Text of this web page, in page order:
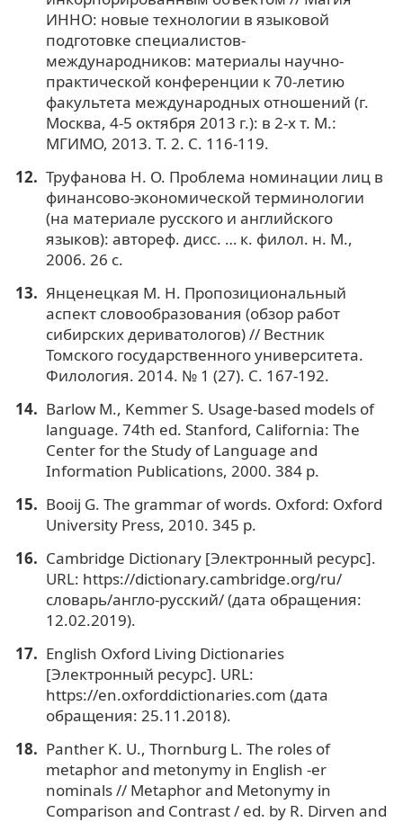
ИННО: новые технологии в языковой
подготовке специалистов-
международников: материалы научно-
практической конференции к 70-летию
факультета международных отношений (г.
Москва, 4-5 октября 2013 г.): в 2-х т. М.:
МГИМО, 2013. Т. 2. С. 116-119.
Труфанова Н. О. Проблема номинации лиц в
финансово-экономической терминологии
(на материале русского и английского
языков): автореф. дисс. … к. филол. н. М.,
2006. 26 с.
Янценецкая М. Н. Пропозициональный
аспект словообразования (обзор работ
сибирских дериватологов) // Вестник
Томского государственного университета.
Филология. 2014. № 1 (27). С. 167-192.
Barlow M., Kemmer S. Usage-based models of
language. 74th ed. Stanford, California: The
Center for the Study of Language and
Information Publications, 2000. 384 p.
Booij G. The grammar of words. Oxford: Oxford
University Press, 2010. 345 p.
Cambridge Dictionary [Электронный ресурс].
URL: https://dictionary.cambridge.org/ru/
словарь/англо-русский/ (дата обращения:
12.02.2019).
English Oxford Living Dictionaries
[Электронный ресурс]. URL:
https://en.oxforddictionaries.com (дата
обращения: 25.11.2018).
Panther K. U., Thornburg L. The roles of
metaphor and metonymy in English -er
nominals // Metaphor and Metonymy in
Comparison and Contrast / ed. by R. Dirven and